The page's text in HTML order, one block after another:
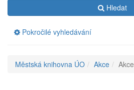
rozšířené
Hledat
Pokročilé vyhledávání
Drobečková
Městská knihovna ÚO Akce Akce